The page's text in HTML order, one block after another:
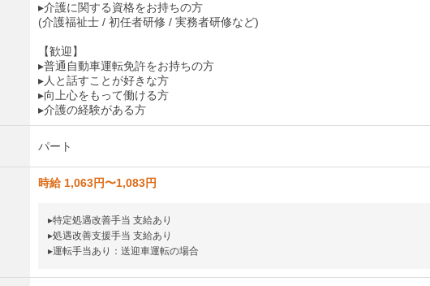
▸介護に関する資格をお持ちの方
(介護福祉士 / 初任者研修 / 実務者研修など)
【歓迎】
▸普通自動車運転免許をお持ちの方
▸人と話すことが好きな方
▸向上心をもって働ける方
▸介護の経験がある方
パート
時給 1,063円〜1,083円
▸特定処遇改善手当 支給あり
▸処遇改善支援手当 支給あり
▸運転手当あり：送迎車運転の場合